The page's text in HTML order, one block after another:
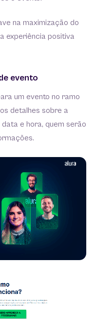
na maximização do
experiência positiva
evento
um evento no ramo
detalhes sobre a
e hora, quem serão